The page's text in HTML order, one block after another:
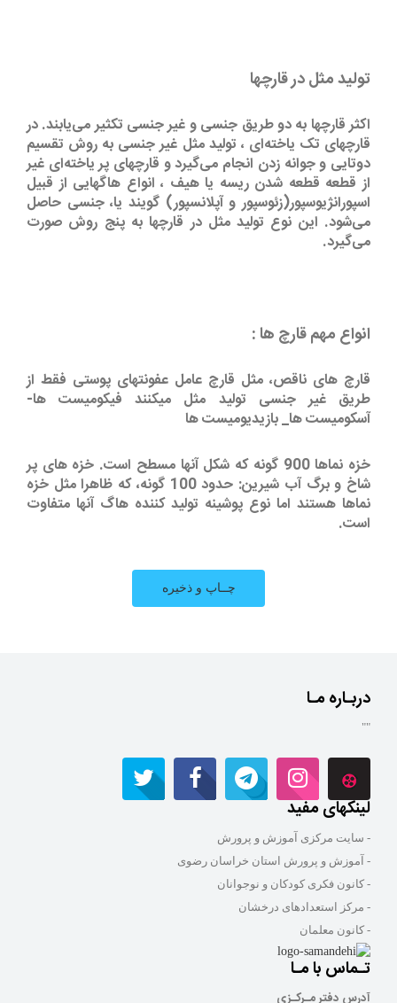
تولید مثل در قارچها
اکثر قارچها به دو طریق جنسی و غیر جنسی تکثیر می‌یابند. در
قارچهای تک یاخته‌ای ، تولید مثل غیر جنسی به روش تقسیم
دوتایی و جوانه زدن انجام می‌گیرد و قارچهای پر یاخته‌ای غیر
از قطعه قطعه شدن ریسه یا هیف ، انواع هاگهایی از قبیل
اسپورانژیوسپور(زئوسپور و آپلانسپور) گویند یا، جنسی حاصل
می‌شود. این نوع تولید مثل در قارچها به پنج روش صورت
می‌گیرد.
انواع مهم قارچ ها :
قارچ های ناقص، مثل قارچ عامل عفونتهای پوستی فقط از
طریق غیر جنسی تولید مثل میکنند فیکومیست ها-
آسکومیست ها_ بازیدیومیست ها
خزه نماها 900 گونه که شکل آنها مسطح است. خزه های پر
شاخ و برگ آب شیرین: حدود 100 گونه، که ظاهرا مثل خزه
نماها هستند اما نوع پوشینه تولید کننده هاگ آنها متفاوت
است.
دربـاره مـا
""
لینکهای مفید
- سایت مرکزی آموزش و پرورش
- آموزش و پرورش استان خراسان رضوی
- کانون فکری کودکان و نوجوانان
- مرکز استعدادهای درخشان
- کانون معلمان
تـماس با مـا
آدرس دفتر مـرکـزی